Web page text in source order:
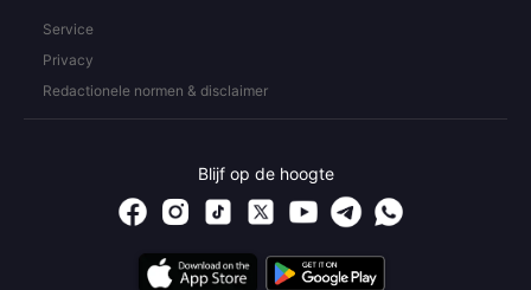
Service
Privacy
Redactionele normen & disclaimer
Blijf op de hoogte